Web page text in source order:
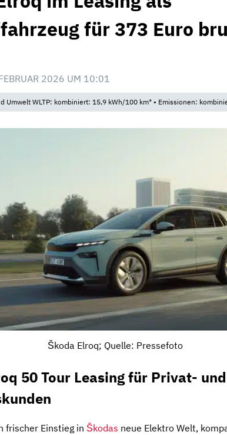
für 373 Euro
2026 UM 10:01
Umwelt WLTP: kombiniert: 15,9 kWh/100 km* • Emissionen:
Škoda Elroq; Quelle: Pressefoto
50 Tour Leasing für Privat- und
frischer Einstieg in Škodas neue Elektro Welt,